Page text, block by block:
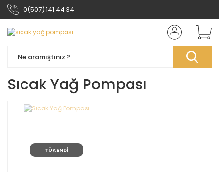
0(507) 141 44 34
Sıcak Yağ Pompası
TÜKENDİ